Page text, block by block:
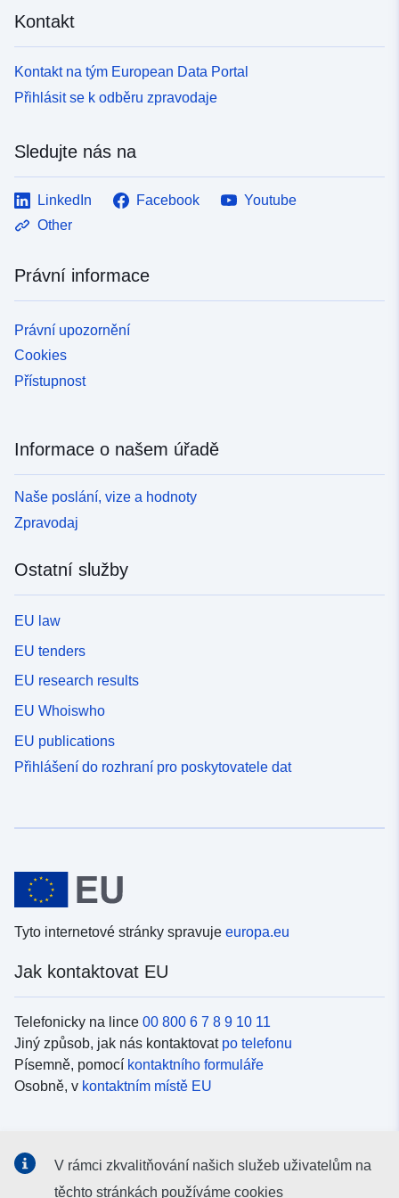
Kontakt
Kontakt na tým European Data Portal
Přihlásit se k odběru zpravodaje
Sledujte nás na
LinkedIn Facebook
Youtube
Other
Právní informace
Právní upozornění
Cookies
Přístupnost
Informace o našem úřadě
Naše poslání, vize a hodnoty
Zpravodaj
Ostatní služby
EU law
EU tenders
EU research results
EU Whoiswho
EU publications
Přihlášení do rozhraní pro poskytovatele dat
Tyto internetové stránky spravuje europa.eu
Jak kontaktovat EU
Telefonicky na lince 00 800 6 7 8 9 10 11
Jiný způsob, jak nás kontaktovat po telefonu
Písemně, pomocí kontaktního formuláře
Osobně, v kontaktním místě EU
Vyhledávání informačních kanálů EU vsociálních médiích
V rámci zkvalitňování našich služeb uživatelům na
těchto stránkách používáme cookies